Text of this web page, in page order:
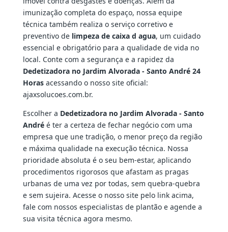
imunização completa do espaço, nossa equipe
técnica também realiza o serviço corretivo e
preventivo de limpeza de caixa d agua, um cuidado
essencial e obrigatório para a qualidade de vida no
local. Conte com a segurança e a rapidez da
Dedetizadora no Jardim Alvorada - Santo André 24
Horasacessando o nosso site oficial:
ajaxsolucoes.com.br.
Escolher a Dedetizadora no Jardim Alvorada - Santo
Andréé ter a certeza de fechar negócio com uma
empresa que une tradição, o menor preço da região
e máxima qualidade na execução técnica. Nossa
prioridade absoluta é o seu bem-estar, aplicando
procedimentos rigorosos que afastam as pragas
urbanas de uma vez por todas, sem quebra-quebra
e sem sujeira. Acesse o nosso site pelo link acima,
fale com nossos especialistas de plantão e agende a
sua visita técnica agora mesmo.